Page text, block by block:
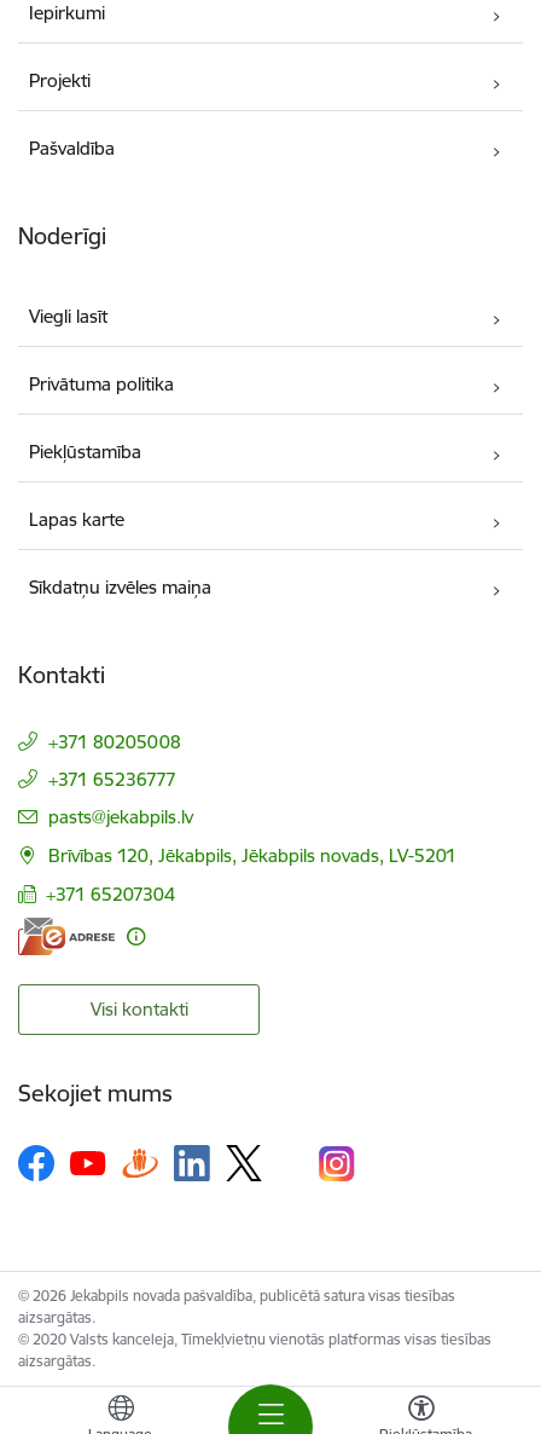
Iepirkumi
Projekti
Pašvaldība
Noderīgi
Viegli lasīt
Privātuma politika
Piekļūstamība
Lapas karte
Sīkdatņu izvēles maiņa
Kontakti
+371 80205008
+371 65236777
E-pasts:
pasts@jekabpils.lv
Brīvības 120, Jēkabpils, Jēkabpils novads, LV-5201
+371 65207304
Visi kontakti
Sekojiet mums
© 2026 Jekabpils novada pašvaldība, publicētā satura visas tiesības
aizsargātas.
© 2020 Valsts kanceleja, Tīmekļvietņu vienotās platformas visas tiesības
aizsargātas.